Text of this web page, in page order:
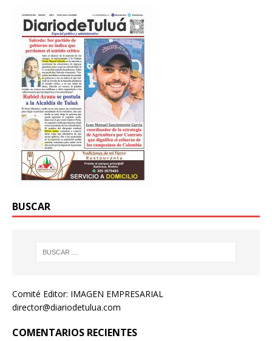
BUSCAR
Comité Editor: IMAGEN EMPRESARIAL
director@diariodetulua.com
COMENTARIOS RECIENTES